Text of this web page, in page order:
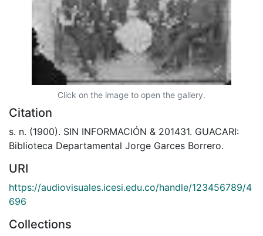
Click on the image to open the gallery.
Citation
s. n. (1900). SIN INFORMACIÓN & 201431. GUACARI:
Biblioteca Departamental Jorge Garces Borrero.
URI
https://audiovisuales.icesi.edu.co/handle/123456789/4
696
Collections